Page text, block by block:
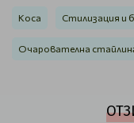
Коса Стилизация и
Очарователна